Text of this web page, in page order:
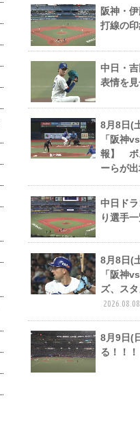
阪神・
打線の
中日・
表情を
8月8日(
「阪神
報】 ボ
ーらが出
中日ド
り選手
8月8日(
「阪神
ズ、ス
2026.08.08
8月9日(
る！！！